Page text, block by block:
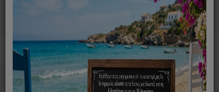
Ανταλλακτικά ηλεκτρικών συσκευών MENU
Απολύμανση όλων των
συσκευών και προφύλαξη